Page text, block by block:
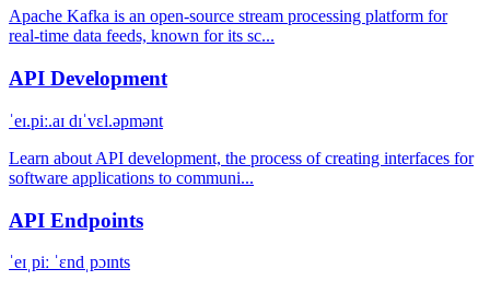
Apache Kafka is an open-source stream processing platform for
real-time data feeds, known for its sc...
API Development
ˈeɪ.piː.aɪ dɪˈvɛl.əpmənt
Learn about API development, the process of creating interfaces for
software applications to communi...
API Endpoints
ˈeɪˌpiː ˈɛndˌpɔɪnts